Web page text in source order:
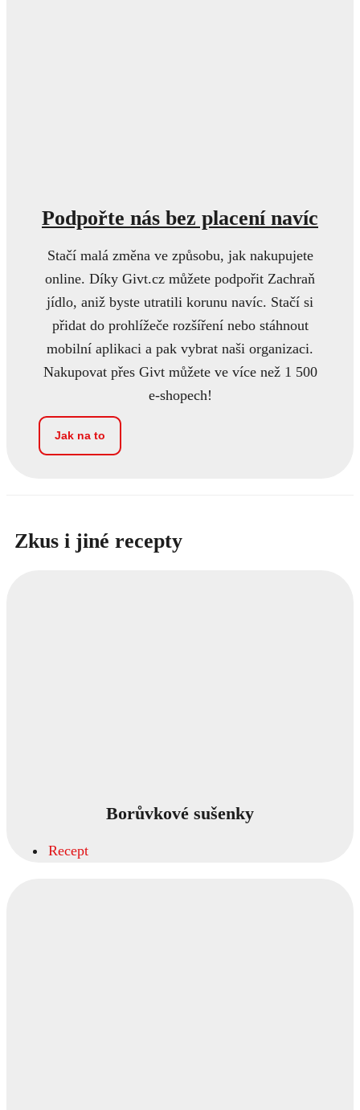
Podpořte nás bez placení navíc
Stačí malá změna ve způsobu, jak nakupujete
online. Díky Givt.cz můžete podpořit Zachraň
jídlo, aniž byste utratili korunu navíc. Stačí si
přidat do prohlížeče rozšíření nebo stáhnout
mobilní aplikaci a pak vybrat naši organizaci.
Nakupovat přes Givt můžete ve více než 1 500
e-shopech!
Jak na to
Zkus i jiné recepty
Borůvkové sušenky
Recept